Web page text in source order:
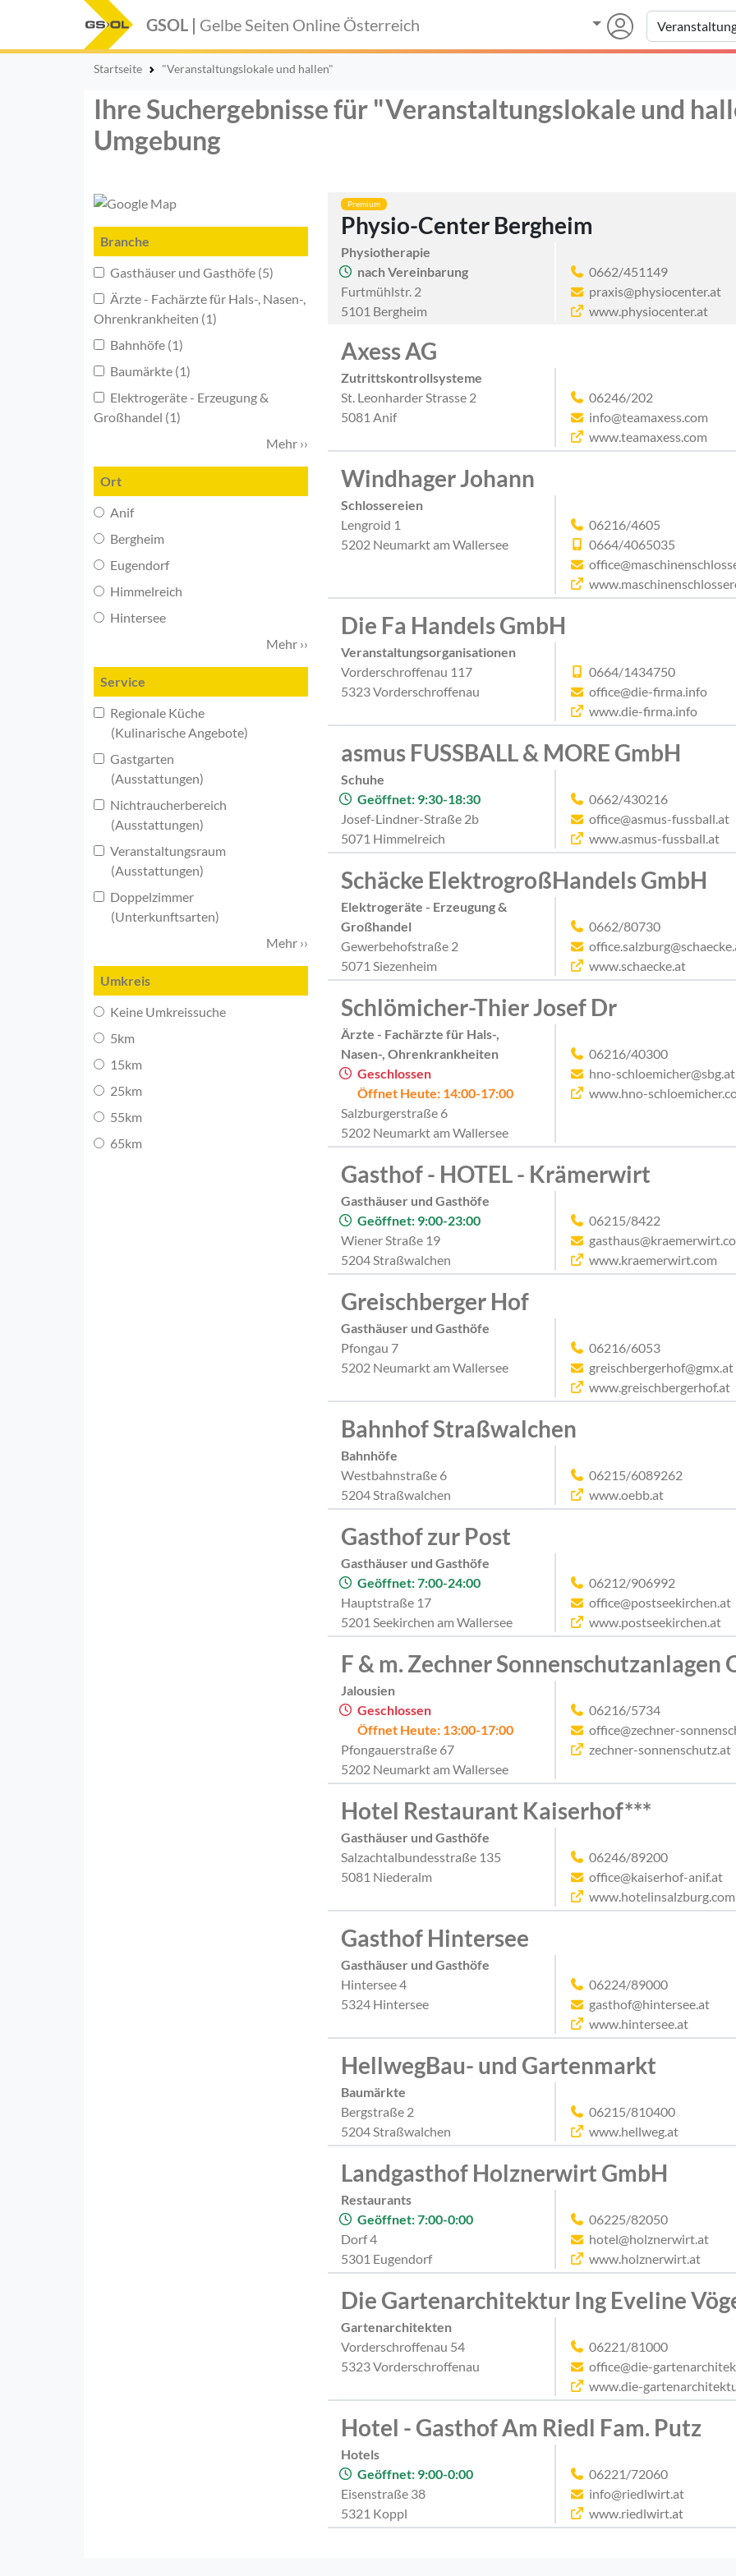
GSOL | Gelbe Seiten Online Österreich
Startseite "Veranstaltungslokale und hallen"
Ihre Suchergebnisse für "Veranstaltungslokale und
Umgebung
Branche
Gasthäuser und Gasthöfe (5)
Ärzte - Fachärzte für Hals-, Nasen-,
Ohrenkrankheiten (1)
Bahnhöfe (1)
Baumärkte (1)
Elektrogeräte - Erzeugung &
Großhandel (1)
Mehr ››
Ort
Anif
Bergheim
Eugendorf
Himmelreich
Hintersee
Mehr ››
Service
Regionale Küche
(Kulinarische Angebote)
Gastgarten
(Ausstattungen)
Nichtraucherbereich
(Ausstattungen)
Veranstaltungsraum
(Ausstattungen)
Doppelzimmer
(Unterkunftsarten)
Mehr ››
Umkreis
Keine Umkreissuche
5km
15km
25km
55km
65km
Premium
Physio-Center Bergheim
Physiotherapie
nach Vereinbarung
Furtmühlstr. 2
5101 Bergheim
0662/451149
praxis@physiocenter.at
www.physiocenter.at
Axess AG
Zutrittskontrollsysteme
St. Leonharder Strasse 2
5081 Anif
06246/202
info@teamaxess.com
www.teamaxess.com
Windhager Johann
Schlossereien
Lengroid 1
5202 Neumarkt am Wallersee
06216/4605
0664/4065035
Die Fa Handels GmbH
Veranstaltungsorganisationen
Vorderschroffenau 117
5323 Vorderschroffenau
0664/1434750
office@die-firma.info
www.die-firma.info
asmus FUSSBALL & MORE GmbH
Schuhe
Geöffnet: 9:30-18:30
Josef-Lindner-Straße 2b
5071 Himmelreich
0662/430216
office@asmus-fussball.at
www.asmus-fussball.at
Schäcke ElektrogroßHandels GmbH
Elektrogeräte - Erzeugung &
Großhandel
Gewerbehofstraße 2
5071 Siezenheim
0662/80730
www.schaecke.at
Schlömicher-Thier Josef Dr
Ärzte - Fachärzte für Hals-,
Nasen-, Ohrenkrankheiten
Geschlossen
Öffnet Heute: 14:00-17:00
Salzburgerstraße 6
5202 Neumarkt am Wallersee
06216/40300
hno-schloemicher@sbg.at
www.hno-
Gasthof - HOTEL - Krämerwirt
Gasthäuser und Gasthöfe
Geöffnet: 9:00-23:00
Wiener Straße 19
5204 Straßwalchen
06215/8422
www.kraemerwirt.com
Greischberger Hof
Gasthäuser und Gasthöfe
Pfongau 7
5202 Neumarkt am Wallersee
06216/6053
greischbergerhof@gmx.at
www.greischbergerhof.at
Bahnhof Straßwalchen
Bahnhöfe
Westbahnstraße 6
5204 Straßwalchen
06215/6089262
www.oebb.at
Gasthof zur Post
Gasthäuser und Gasthöfe
Geöffnet: 7:00-24:00
Hauptstraße 17
5201 Seekirchen am Wallersee
06212/906992
office@postseekirchen.at
www.postseekirchen.at
F & m. Zechner Sonnenschutzanlagen
Jalousien
Geschlossen
Öffnet Heute: 13:00-17:00
Pfongauerstraße 67
5202 Neumarkt am Wallersee
06216/5734
office@zechner-
zechner-sonnenschutz.at
Hotel Restaurant Kaiserhof***
Gasthäuser und Gasthöfe
Salzachtalbundesstraße 135
5081 Niederalm
06246/89200
office@kaiserhof-anif.at
www.hotelinsalzburg.com
Gasthof Hintersee
Gasthäuser und Gasthöfe
Hintersee 4
5324 Hintersee
06224/89000
gasthof@hintersee.at
www.hintersee.at
HellwegBau- und Gartenmarkt
Baumärkte
Bergstraße 2
5204 Straßwalchen
06215/810400
www.hellweg.at
Landgasthof Holznerwirt GmbH
Restaurants
Geöffnet: 7:00-0:00
Dorf 4
5301 Eugendorf
06225/82050
hotel@holznerwirt.at
www.holznerwirt.at
Die Gartenarchitektur Ing Eveline
Gartenarchitekten
Vorderschroffenau 54
5323 Vorderschroffenau
06221/81000
office@die-
www.die-
Hotel - Gasthof Am Riedl Fam. Putz
Hotels
Geöffnet: 9:00-0:00
Eisenstraße 38
5321 Koppl
06221/72060
info@riedlwirt.at
www.riedlwirt.at